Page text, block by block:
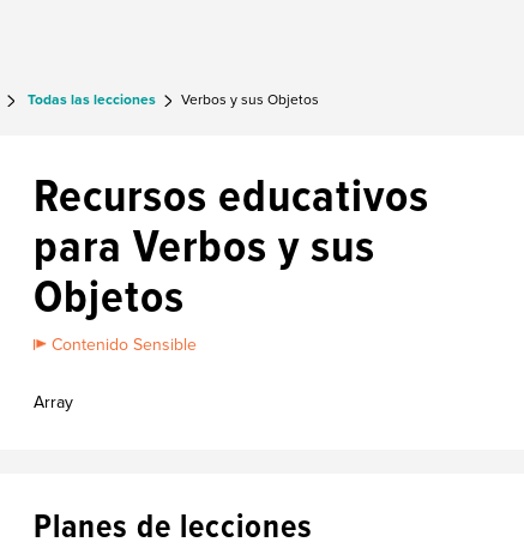
Todas las lecciones Verbos y sus Objetos
Recursos educativos
para Verbos y sus
Objetos
Contenido Sensible
Array
Planes de lecciones